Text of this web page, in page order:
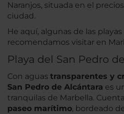
Naranjos, situada en el
ciudad.
He aquí, algunas de las
recomendamos visitar en
Playa del San Pedro
Con aguas transparentes y
San Pedro de Alcántara es
tranquilas de Marbella.
paseo marítimo, bordeado